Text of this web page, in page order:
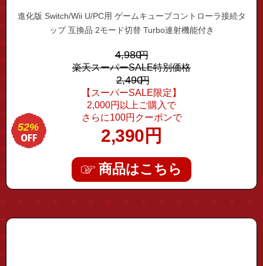
進化版 Switch/Wii U/PC用 ゲームキューブコントローラ接続タ
ップ 互換品 2モード切替 Turbo連射機能付き
4,980円
楽天スーパーSALE特別価格
2,490円
【スーパーSALE限定】
2,000円以上ご購入で
さらに100円クーポンで
2,390 円
52%
商品はこちら
"door-opener01"